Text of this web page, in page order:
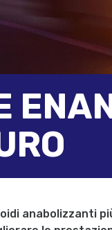
anabolizzanti